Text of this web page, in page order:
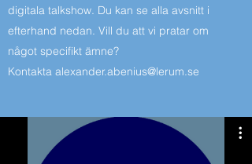
digitala talkshow. Du kan se alla avsnitt i
efterhand nedan. Vill du att vi pratar om
något specifikt ämne?
Kontakta alexander.abenius@lerum.se